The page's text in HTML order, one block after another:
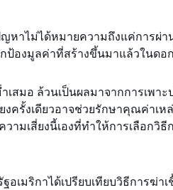
หาไม่ได้หมายความถึงแค่การผ่า
ป้องมูลค่าที่สร้างขึ้นมาแล้วในดอ
สมอ ล้วนเป็นผลมาจากการเพาะ
งครั้งเดียวอาจช่วยรักษาคุณค่าเ
มเสี่ยงนี้เองที่ทำให้การเลือกวิธี
เมริกาได้เปรียบเทียบวิธีการฆ่า